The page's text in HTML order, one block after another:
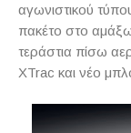
αγωνιστικού
πακέτο στο
τεράστια πίσω
XTrac και νέο